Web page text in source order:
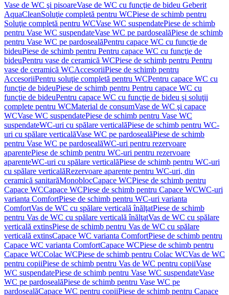
Vase de WC şi pisoareVase de WC cu funcţie de bideu Geberit
AquaCleanSoluţie completă pentru WCPiese de schimb pentru
Soluţie completă pentru WCVase WC suspendatePiese de schimb
pentru Vase WC suspendateVase WC pe pardosealăPiese de schimb
pentru Vase WC pe pardosealăPentru capace WC cu funcţie de
bideuPiese de schimb pentru Pentru capace WC cu funcţie de
bideuPentru vase de ceramică WCPiese de schimb pentru Pentru
vase de ceramică WCAccesoriiPiese de schimb pentru
AccesoriiPentru soluţie completă pentru WCPentru capace WC cu
funcţie de bideuPiese de schimb pentru Pentru capace WC cu
funcţie de bideuPentru capace WC cu funcţie de bideu şi soluţii
complete pentru WCMaterial de consumVase de WC şi capace
WCVase WC suspendatePiese de schimb pentru Vase WC
suspendateWC-uri cu spălare verticalăPiese de schimb pentru WC-
uri cu spălare verticalăVase WC pe pardosealăPiese de schimb
pentru Vase WC pe pardosealăWC-uri pentru rezervoare
aparentePiese de schimb pentru WC-uri pentru rezervoare
aparenteWC-uri cu spălare verticalăPiese de schimb pentru WC-uri
cu spălare verticalăRezervoare aparente pentru WC-uri, din
ceramică sanitarăMonoblocCapace WCPiese de schimb pentru
Capace WCCapace WCPiese de schimb pentru Capace WCWC-uri
varianta ComfortPiese de schimb pentru WC-uri varianta
ComfortVas de WC cu spălare verticală înălţatPiese de schimb
pentru Vas de WC cu spălare verticală înălţatVas de WC cu spălare
verticală extinsPiese de schimb pentru Vas de WC cu spălare
verticală extinsCapace WC varianta ComfortPiese de schimb pentru
Capace WC varianta ComfortCapace WCPiese de schimb pentru
Capace WCColac WCPiese de schimb pentru Colac WCVas de WC
pentru copiiPiese de schimb pentru Vas de WC pentru copiiVase
WC suspendatePiese de schimb pentru Vase WC suspendateVase
WC pe pardosealăPiese de schimb pentru Vase WC pe
pardosealăCapace WC pentru copiiPiese de schimb pentru Capace